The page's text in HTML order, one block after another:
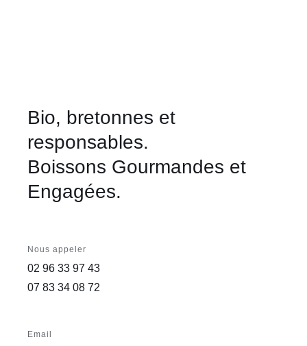
Bio, bretonnes et
responsables.
Boissons Gourmandes et
Engagées.
Nous appeler
02 96 33 97 43
07 83 34 08 72
Email